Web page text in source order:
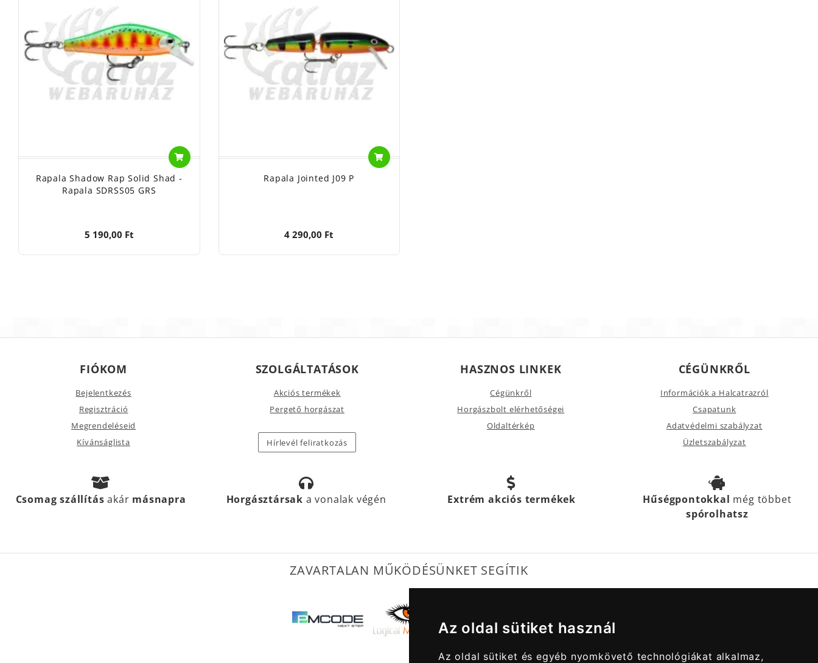
Az oldal sütiket használ
Az oldal sütiket és egyéb nyomkövető technológiákat alkalmaz,
Rapala Shadow Rap Solid Shad -
Rapala SDRSS05 GRS
5 190,00 Ft
Rapala Jointed J09 P
4 290,00 Ft
FIÓKOM
Bejelentkezés
Regisztráció
Megrendeléseid
Kívánságlista
SZOLGÁLTATÁSOK
Akciós termékek
Pergető horgászat
Hírlevél feliratkozás
HASZNOS LINKEK
Cégünkről
Horgászbolt elérhetőségei
Oldaltérkép
CÉGÜNKRŐL
Információk a Halcatrazról
Csapatunk
Adatvédelmi szabályzat
Üzletszabályzat
Csomag szállításakár másnapra Horgásztársak a vonalak végén Extrém akciós termékek Hűségpontokkal még többet
spórolhatsz
ZAVARTALAN MŰKÖDÉSÜNKET SEGÍTIK